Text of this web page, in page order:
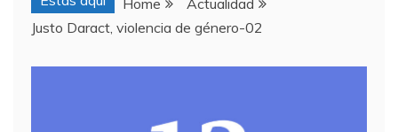
Home
Actualidad
Justo Daract, violencia de género-02